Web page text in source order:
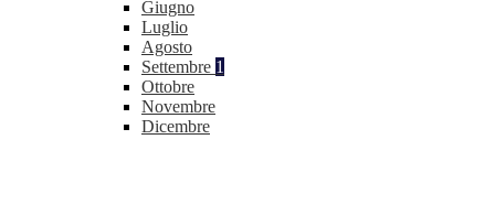
Giugno
Luglio
Agosto
Settembre 1
Ottobre
Novembre
Dicembre